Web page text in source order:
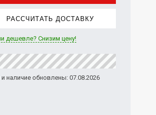
РАССЧИТАТЬ ДОСТАВКУ
дешевле? Снизим цену!
наличие обновлены: 07.08.2026